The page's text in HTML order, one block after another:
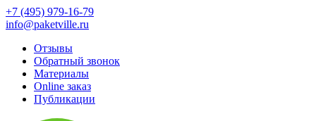
+7 (495) 979-16-79
info@paketville.ru
Отзывы
Обратный звонок
Материалы
Online заказ
Публикации